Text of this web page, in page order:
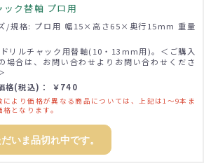
ク替軸 プロ用
/規格: プロ用 幅15×高さ65×奥行15mm 重量
リルチャック用替軸(10・13mm用)。＜ご購入
場合は、お問い合わせよりお問い合わせくださ
格(税込)： ￥740
より価格が異なる商品については、上記は1～9本ま
となります。
いま品切れ中です。